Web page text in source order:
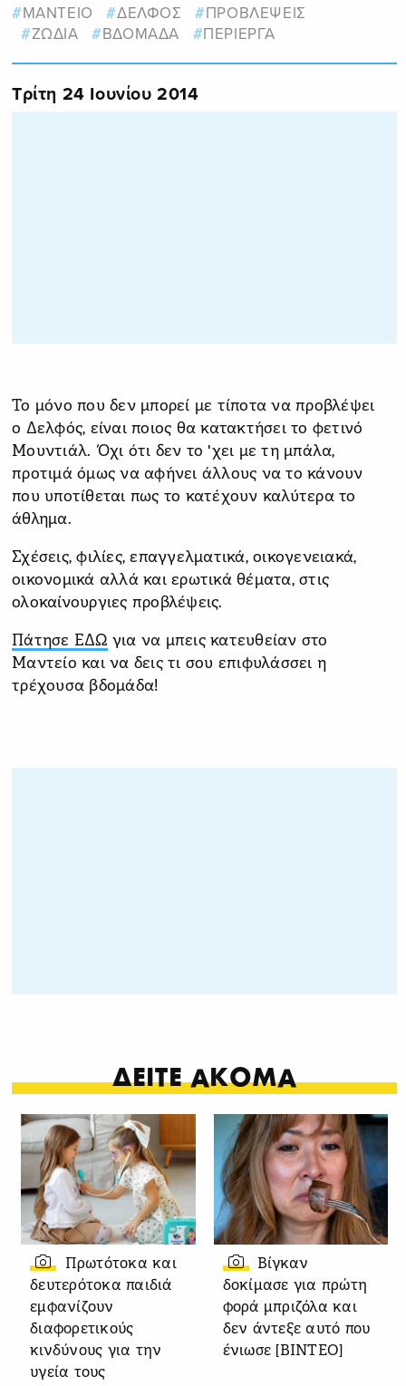
ΜΑΝΤΕΙΟ ΔΕΛΦΟΣ
ΠΡΟΒΛΕΨΕΙΣ
ΖΩΔΙΑ
ΒΔΟΜΑΔΑ ΠΕΡΙΕΡΓΑ
Τρίτη 24 Ιουνίου 2014
Το μόνο που δεν μπορεί με τίποτα να προβλέψει
ο Δελφός, είναι ποιος θα κατακτήσει το φετινό
Μουντιάλ. Όχι ότι δεν το 'χει με τη μπάλα,
προτιμά όμως να αφήνει άλλους να το κάνουν
που υποτίθεται πως το κατέχουν καλύτερα το
άθλημα.
Σχέσεις, φιλίες, επαγγελματικά, οικογενειακά,
οικονομικά αλλά και ερωτικά θέματα, στις
ολοκαίνουργιες προβλέψεις.
Πάτησε ΕΔΩ για να μπεις κατευθείαν στο
Μαντείο και να δεις τι σου επιφυλάσσει η
τρέχουσα βδομάδα!
ΔΕΙΤΕ ΑΚΟΜΑ
Πρωτότοκα και
δευτερότοκα παιδιά
εμφανίζουν
διαφορετικούς
κινδύνους για την
υγεία τους
Βίγκαν
δοκίμασε για πρώτη
φορά μπριζόλα και
δεν άντεξε αυτό που
ένιωσε [ΒΙΝΤΕΟ]